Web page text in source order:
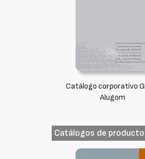
Catálogo corporativo
Alugom
Catálogos de